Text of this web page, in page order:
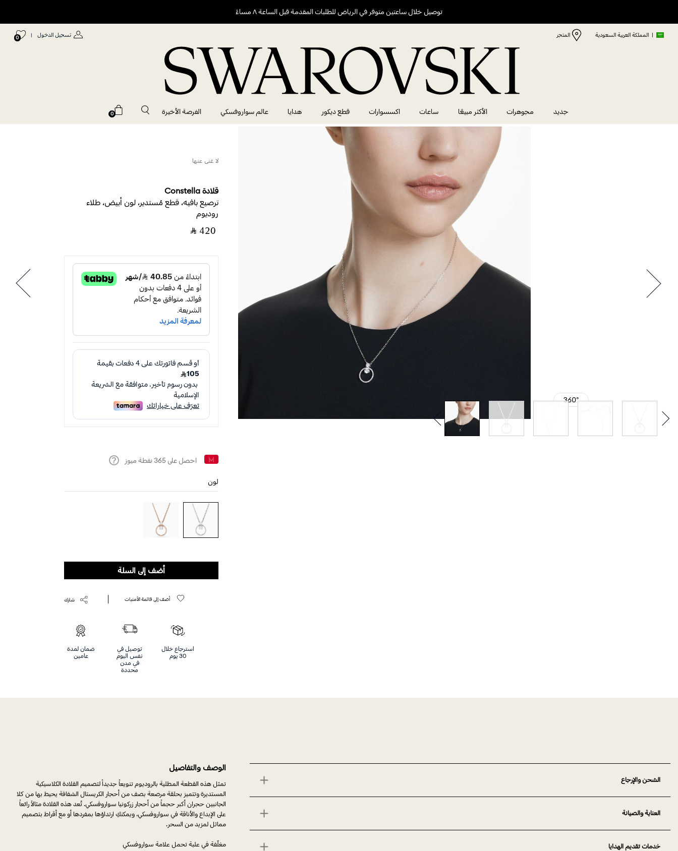
توصيل خلال ساعتين متوفر في الرياض للطلبات المقدمة قبل الساعة ٨ مساءً
| المملكة العربية السعودية المتجر تسجيل الدخول |
0
جديد مجوهرات الأكثر مبيعًا ساعات اكسسوارات قطع ديكور هدايا عالم سواروفسكي الفرصة الأخيرة 0
لا غنى عنها
قلادة Constella
ترصيع بافيه، قطع مُستدير، لون أبيض، طلاء
روديوم
‎ ⃁ ⁦420⁩ ‎
احصل على 365 نقطة ميوز
لون
أضف إلى السلة
أضف إلى قائمة الأمنيات شارك
استرجاع خلال
30 يوم
توصيل في
نفس اليوم
في مدن
محددة
ضمان لمدة
عامين
الشحن والإرجاع
العناية والصيانة
خدمات تقديم الهدايا
الوصف والتفاصيل
تمثل هذه القطعة المطلية بالروديوم تنويعاً جديداً لتصميم القلادة الكلاسيكية
المستديرة وتتميز بحلقة مرصعة بصف من أحجار الكريستال الشفافة يحيط بها من كلا
الجانبين حجران أكبر حجماً من أحجار زركونيا سواروفسكي. تُعد هذه القلادة مثالاً رائعاً
على الإبداع والأناقة في سواروفسكي، ويمكنكِ ارتداؤها بمفردها أو مع أقراط بتصميم
مماثل لمزيد من السحر.
مغلّفة في علبة تحمل علامة سواروفسكي